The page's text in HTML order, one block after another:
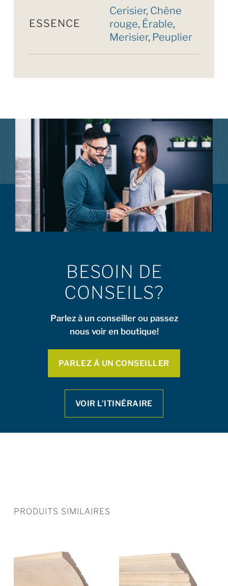
ESSENCE
Cerisier, Chêne
rouge, Érable,
Merisier, Peuplier
BESOIN DE
CONSEILS?
Parlez à un conseiller ou passez
nous voir en boutique!
PARLEZ À UN CONSEILLER
VOIR L’ITINÉRAIRE
PRODUITS SIMILAIRES